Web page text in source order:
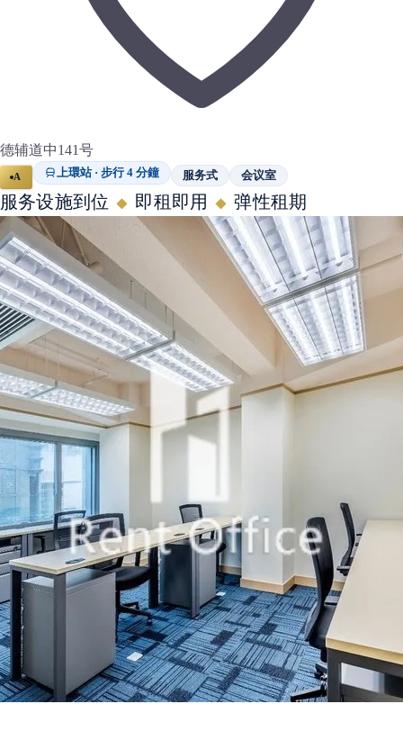
德辅道中141号
A 上環站 · 步行 4 分鐘 服务式 会议室
服务设施到位 ◆ 即租即用 ◆ 弹性租期